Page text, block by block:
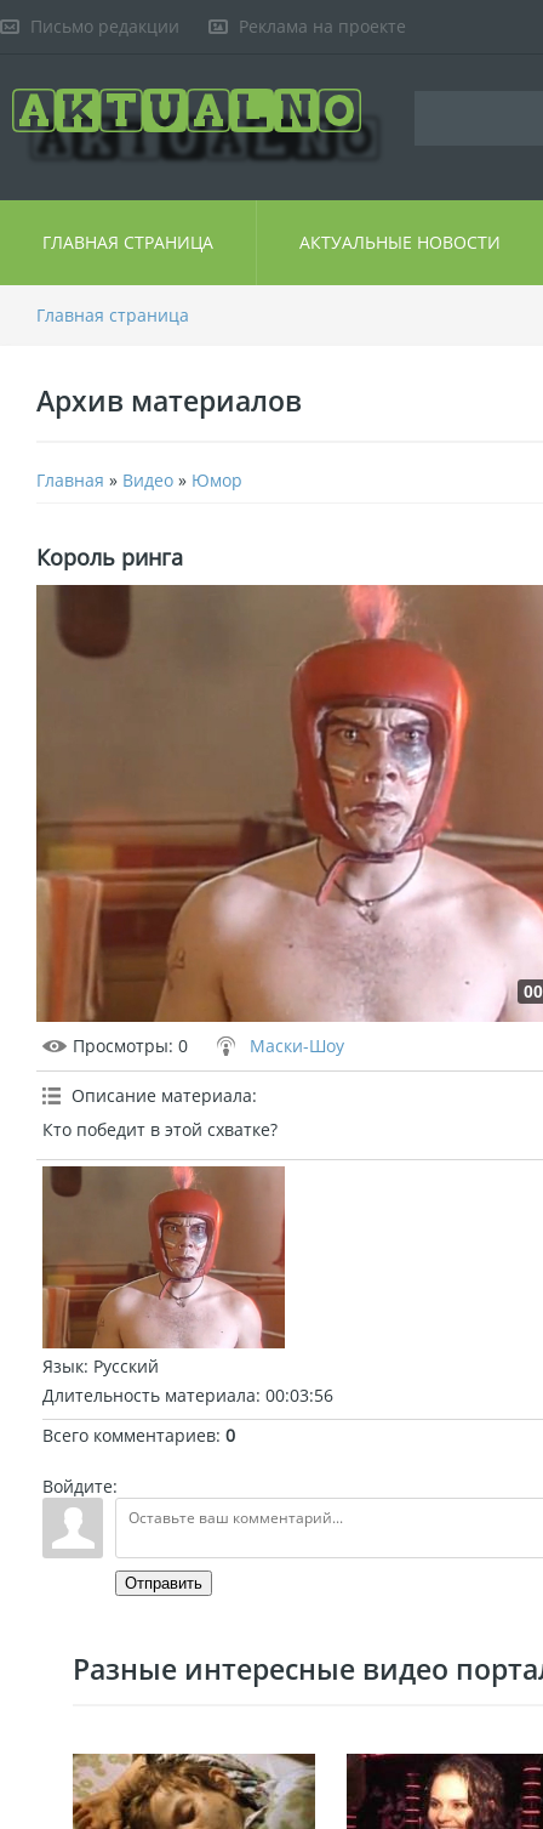
Письмо редакции Реклама на проекте
ГЛАВНАЯ СТРАНИЦА АКТУАЛЬНЫЕ НОВОСТИ
Главная страница
Архив материалов
Главная » Видео » Юмор
Король ринга
Просмотры: 0 Маски-Шоу
Описание материала:
Кто победит в этой схватке?
Язык: Русский
Длительность материала: 00:03:56
Всего комментариев: 0
Войдите:
Отправить
Разные интересные видео